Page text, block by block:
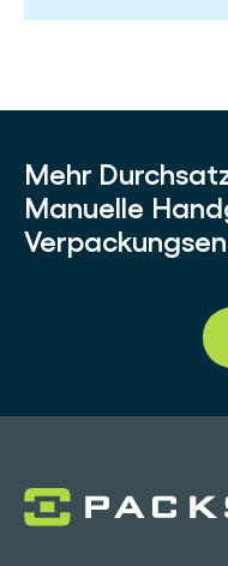
Mehr
Manuelle